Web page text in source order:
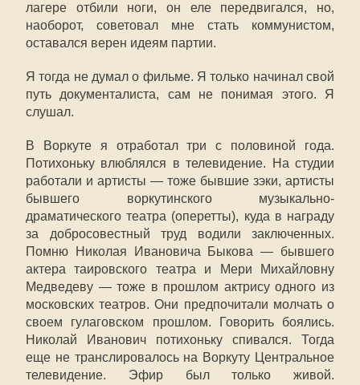
лагере отбили ноги, он еле передвигался, но,
наоборот, советовал мне стать коммунистом,
оставался верен идеям партии.
Я тогда не думал о фильме. Я только начинал свой
путь документалиста, сам не понимая этого. Я
слушал.
В Воркуте я отработал три с половиной года.
Потихоньку влюблялся в телевидение. На студии
работали и артисты — тоже бывшие зэки, артисты
бывшего воркутинского музыкально-
драматического театра (оперетты), куда в награду
за добросовестный труд водили заключенных.
Помню Николая Ивановича Быкова — бывшего
актера таировского театра и Мери Михайловну
Медведеву — тоже в прошлом актрису одного из
московских театров. Они предпочитали молчать о
своем гулаговском прошлом. Говорить боялись.
Николай Иванович потихоньку спивался. Тогда
еще не транслировалось на Воркуту Центральное
телевидение. Эфир был только живой.